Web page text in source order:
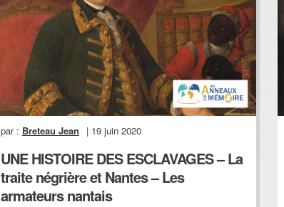
par : Breteau Jean | 19 juin 2020
UNE HISTOIRE DES ESCLAVAGES – La
traite négrière et Nantes – Les
armateurs nantais